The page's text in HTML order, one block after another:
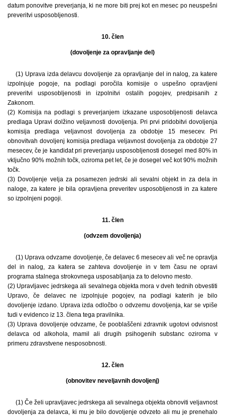
datum ponovitve preverjanja, ki ne more biti prej kot en mesec po neuspešni
preveritvi usposobljenosti.
10. člen
(dovoljenje za opravljanje del)
(1) Uprava izda delavcu dovoljenje za opravljanje del in nalog, za katere
izpolnjuje pogoje, na podlagi poročila komisije o uspešno opravljeni
preveritvi usposobljenosti in izpolnitvi ostalih pogojev, predpisanih z
Zakonom.
(2) Komisija na podlagi s preverjanjem izkazane usposobljenosti delavca
predlaga Upravi dolžino veljavnosti dovoljenja. Pri prvi pridobitvi dovoljenja
komisija predlaga veljavnost dovoljenja za obdobje 15 mesecev. Pri
obnovitvah dovoljenj komisija predlaga veljavnost dovoljenja za obdobje 27
mesecev, če je kandidat pri preverjanju usposobljenosti dosegel med 80% in
vključno 90% možnih točk, oziroma pet let, če je dosegel več kot 90% možnih
točk.
(3) Dovoljenje velja za posamezen jedrski ali sevalni objekt in za dela in
naloge, za katere je bila opravljena preveritev usposobljenosti in za katere
so izpolnjeni pogoji.
11. člen
(odvzem dovoljenja)
(1) Uprava odvzame dovoljenje, če delavec 6 mesecev ali več ne opravlja
del in nalog, za katera se zahteva dovoljenje in v tem času ne opravi
programa stalnega strokovnega usposabljanja za to delovno mesto.
(2) Upravljavec jedrskega ali sevalnega objekta mora v dveh tednih obvestiti
Upravo, če delavec ne izpolnjuje pogojev, na podlagi katerih je bilo
dovoljenje izdano. Uprava izda odločbo o odvzemu dovoljenja, kar se vpiše
tudi v evidenco iz 13. člena tega pravilnika.
(3) Uprava dovoljenje odvzame, če pooblaščeni zdravnik ugotovi odvisnost
delavca od alkohola, mamil ali drugih psihogenih substanc oziroma v
primeru zdravstvene nesposobnosti.
12. člen
(obnovitev neveljavnih dovoljenj)
(1) Če želi upravljavec jedrskega ali sevalnega objekta obnoviti veljavnost
dovoljenja za delavca, ki mu je bilo dovoljenje odvzeto ali mu je prenehalo